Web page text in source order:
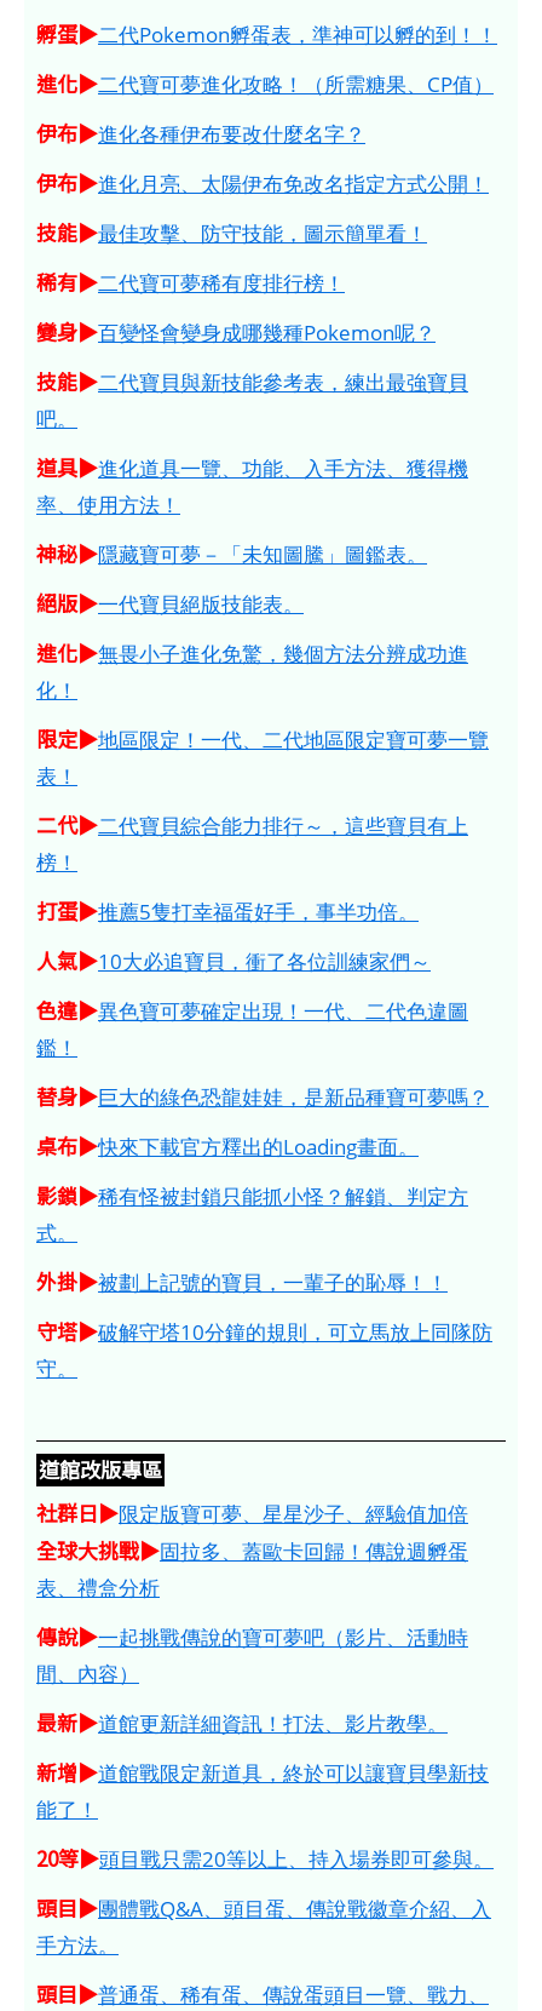
孵蛋▶二代Pokemon孵蛋表，準神可以孵的到！！
進化▶二代寶可夢進化攻略！（所需糖果、CP值）
伊布▶進化各種伊布要改什麼名字？
伊布▶進化月亮、太陽伊布免改名指定方式公開！
技能▶最佳攻擊、防守技能，圖示簡單看！
稀有▶二代寶可夢稀有度排行榜！
變身▶百變怪會變身成哪幾種Pokemon呢？
技能▶二代寶貝與新技能參考表，練出最強寶貝
吧。
道具▶進化道具一覽、功能、入手方法、獲得機
率、使用方法！
神秘▶隱藏寶可夢－「未知圖騰」圖鑑表。
絕版▶一代寶貝絕版技能表。
進化▶無畏小子進化免驚，幾個方法分辨成功進
化！
限定▶地區限定！一代、二代地區限定寶可夢一覽
表！
二代▶二代寶貝綜合能力排行～，這些寶貝有上
榜！
打蛋▶推薦5隻打幸福蛋好手，事半功倍。
人氣▶10大必追寶貝，衝了各位訓練家們～
色違▶異色寶可夢確定出現！一代、二代色違圖
鑑！
替身▶巨大的綠色恐龍娃娃，是新品種寶可夢嗎？
桌布▶快來下載官方釋出的Loading畫面。
影鎖▶稀有怪被封鎖只能抓小怪？解鎖、判定方
式。
外掛▶被劃上記號的寶貝，一輩子的恥辱！！
守塔▶破解守塔10分鐘的規則，可立馬放上同隊防
守。
道館改版專區
社群日▶限定版寶可夢、星星沙子、經驗值加倍
全球大挑戰▶固拉多、蓋歐卡回歸！傳說週孵蛋
表、禮盒分析
傳說▶一起挑戰傳說的寶可夢吧（影片、活動時
間、內容）
最新▶道館更新詳細資訊！打法、影片教學。
新增▶道館戰限定新道具，終於可以讓寶貝學新技
能了！
20等▶頭目戰只需20等以上、持入場券即可參與。
頭目▶團體戰Q&A、頭目蛋、傳說戰徽章介紹、入
手方法。
頭目▶普通蛋、稀有蛋、傳說蛋頭目一覽、戰力、